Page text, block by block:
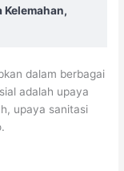
Kelemahan,
dalam berbagai
adalah upaya
upaya sanitasi